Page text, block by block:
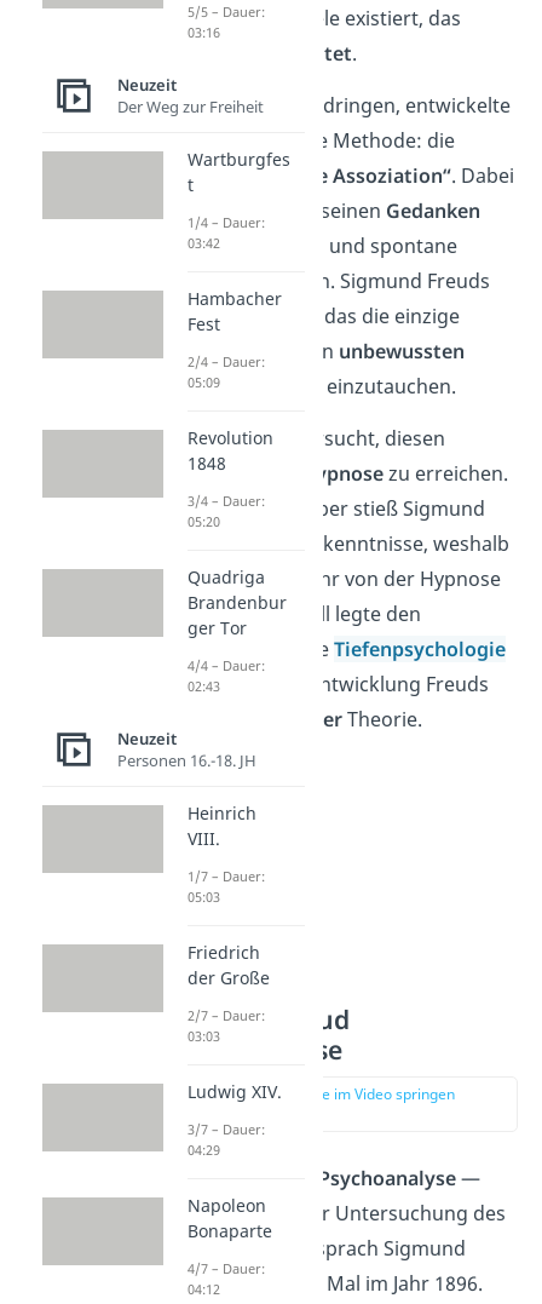
menschlichen Seele existiert, das
Handeln leitet.
Um dazu durchzudringen, entwickelte
der Arzt eine neue Methode: die
sogenannte„freie Assoziation“. Dabei
sollte der Patient seinen Gedanken
freien Lauf
lassen und spontane
Äußerungen teilen. Sigmund Freuds
Theorie nach war das die einzige
Möglichkeit, in den unbewussten
Bereich der Seele
einzutauchen.
Zuvor hatte er versucht, diesen
Bereich mittels
Hypnosezu erreichen.
ImFall Anna O
. aber stieß Sigmund
Freud auf neue Erkenntnisse, weshalb
er sich immer mehr von der Hypnose
abwandte. Der Fall legte den
Grundstein für dieTiefenpsychologie
und die spätere Entwicklung Freuds
psychoanalytischerTheorie.
Sigmund Freud
Psychoanalyse
zur Stelle im Video springen
Psychoanalyse—
einer Methode zur Untersuchung des
Unbewussten — sprach Sigmund
Freud zum ersten Mal im Jahr 1896.
5/5 – Dauer:
03:16
Neuzeit
Der Weg zur Freiheit
Wartburgfes
t
1/4 – Dauer:
03:42
Hambacher
Fest
2/4 – Dauer:
05:09
Revolution
1848
3/4 – Dauer:
05:20
Quadriga
Brandenbur
ger Tor
4/4 – Dauer:
02:43
Neuzeit
Personen 16.-18. JH
Heinrich
VIII.
1/7 – Dauer:
05:03
Friedrich
der Große
2/7 – Dauer:
03:03
Ludwig XIV.
3/7 – Dauer:
04:29
Napoleon
Bonaparte
4/7 – Dauer:
04:12